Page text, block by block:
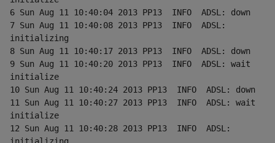
6 Sun Aug 11 10:40:04 2013 PP13  INFO  ADSL: down
7 Sun Aug 11 10:40:08 2013 PP13  INFO  ADSL:
initializing
8 Sun Aug 11 10:40:17 2013 PP13  INFO  ADSL: down
9 Sun Aug 11 10:40:20 2013 PP13  INFO  ADSL: wait
initialize
10 Sun Aug 11 10:40:24 2013 PP13  INFO  ADSL: down
11 Sun Aug 11 10:40:27 2013 PP13  INFO  ADSL: wait
initialize
12 Sun Aug 11 10:40:28 2013 PP13  INFO  ADSL: